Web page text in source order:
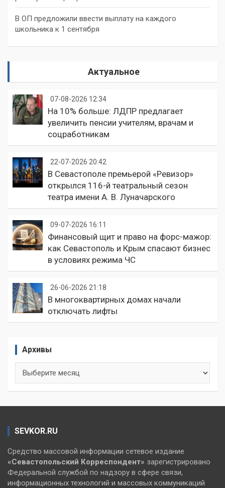
В ОП предложили ввести выплату на каждого
школьника к 1 сентября
Актуальное
07-08-2026 12:34
На 10% больше: ЛДПР предлагает
увеличить пенсии учителям, врачам и
соцработникам
22-07-2026 20:42
В Севастополе премьерой «Ревизор»
открылся 116-й театральный сезон
театра имени А. В. Луначарского
09-07-2026 16:11
Финансовый щит и право на форс-мажор:
как Севастополь и Крым спасают бизнес
в условиях режима ЧС
26-06-2026 21:18
В многоквартирных домах начали
отключать лифты
Архивы
SEVKOR.RU
Средство массовой информации сетевое издание
«Севастопольский Корреспондент» зарегистрировано
Федеральной службой по надзору в сфере связи,
информационных технологий и массовых коммуникаций